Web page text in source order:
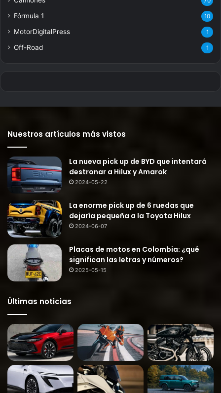
Fórmula 1 10
MotorDigitalPress 1
Off-Road 1
Nuestros artículos más vistos
La nueva pick up de BYD que intentará
destronar a Hilux y Amarok
2024-05-22
La enorme pick up de 6 ruedas que
dejaría pequeña a la Toyota Hilux
2024-06-07
Placas de motos en Colombia: ¿qué
significan las letras y números?
2025-05-15
Últimas noticias